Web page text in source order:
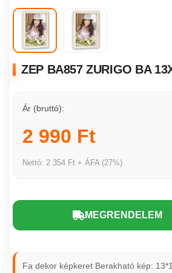
ZEP BA857 ZURIGO BA
Ár (bruttó):
2 990 Ft
Nettó: 2 354 Ft + ÁFA (27%)
MEGRENDELEM
Fa dekor képkeret Berakható kép: